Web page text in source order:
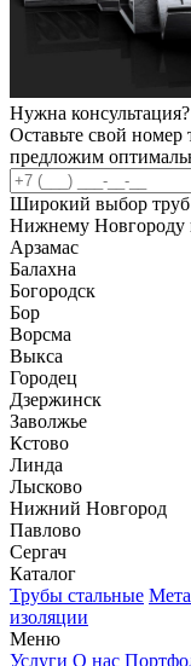
Нужна консультация?
Оставьте свой
предложим
Широкий выбор труб
Нижнему Новгороду
Арзамас
Балахна
Богородск
Бор
Ворсма
Выкса
Городец
Дзержинск
Заволжье
Кстово
Линда
Лысково
Нижний Новгород
Павлово
Сергач
Каталог
Трубы стальные
изоляции
Меню
Услуги О нас